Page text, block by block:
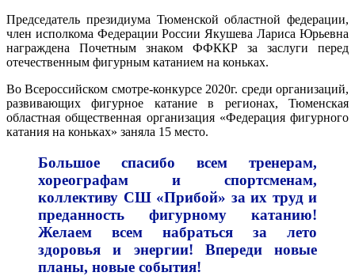
Председатель президиума Тюменской областной федерации,
член исполкома Федерации России Якушева Лариса Юрьевна
награждена Почетным знаком ФФККР за заслуги перед
отечественным фигурным катанием на коньках.
Во Всероссийском смотре-конкурсе 2020г. среди организаций,
развивающих фигурное катание в регионах, Тюменская
областная общественная организация «Федерация фигурного
катания на коньках» заняла 15 место.
Большое спасибо всем тренерам,
хореографам и спортсменам,
коллективу СШ «Прибой» за их труд и
преданность фигурному катанию!
Желаем всем набраться за лето
здоровья и энергии! Впереди новые
планы, новые события!